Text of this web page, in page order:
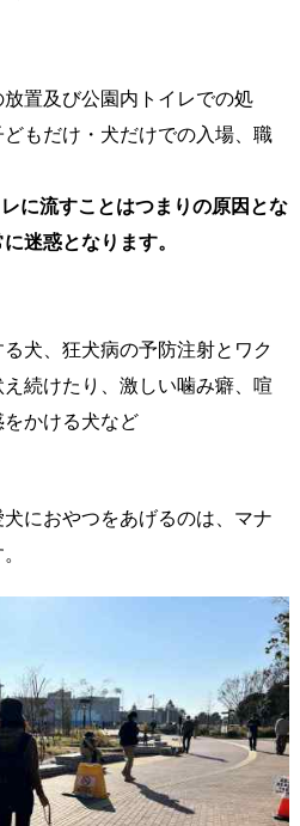
置及び公園内トイレでの処
もだけ・犬だけでの入場、職
に流すことはつまりの原因とな
迷惑となります。
犬、狂犬病の予防注射とワク
続けたり、激しい噛み癖、喧
かける犬など
におやつをあげるのは、マナ